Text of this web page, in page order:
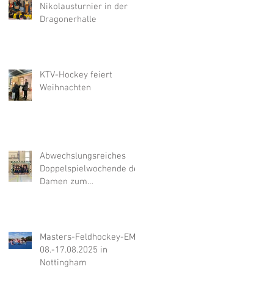
Nikolausturnier in der
Dragonerhalle
KTV-Hockey feiert
Weihnachten
Abwechslungsreiches
Doppelspielwochende der
Damen zum
Masters-Feldhockey-EM,
08.-17.08.2025 in
Nottingham